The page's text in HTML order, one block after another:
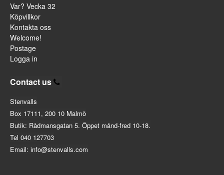
Var? Vecka 32
Köpvillkor
Kontakta oss
Welcome!
Postage
Logga in
Contact us
Stenvalls
Box 17111, 200 10 Malmö
Butik: Rådmansgatan 5. Öppet månd-fred 10-18.
Tel 040 127703
Email: info@stenvalls.com